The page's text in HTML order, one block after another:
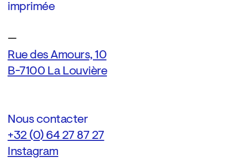
imprimée
—
Rue des Amours, 10
B-7100 La Louvière
Nous contacter
+32 (0) 64 27 87 27
Instagram